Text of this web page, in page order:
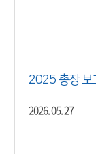
2025 총장 보
2026. 05. 27